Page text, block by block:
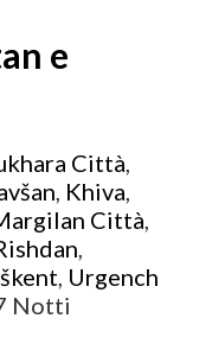
e
Città,
, Khiva,
Città,
,
, Urgench
Notti